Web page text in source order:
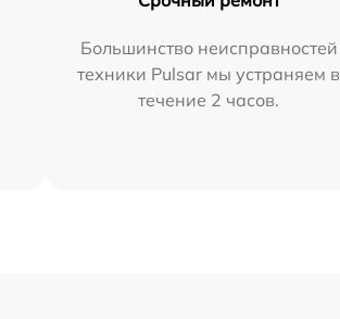
Большинство неисправностей
техники Pulsar мы устраняем в
течение 2 часов.